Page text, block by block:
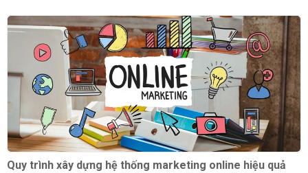
Quy trình xây dựng hệ thống marketing online hiệu quả